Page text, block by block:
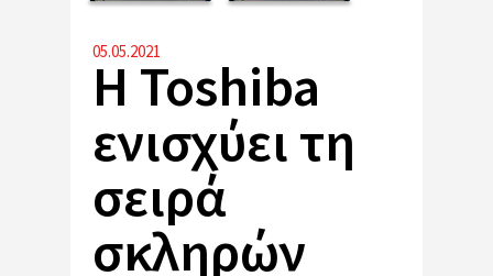
05.05.2021
Η Toshiba
ενισχύει τη
σειρά
σκληρών